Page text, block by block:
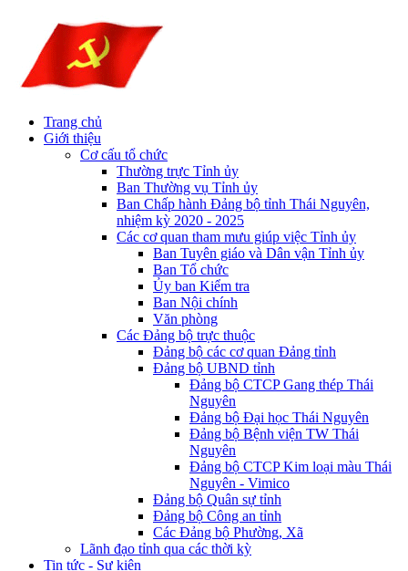
Trang chủ
Giới thiệu
Cơ cấu tổ chức
Thường trực Tỉnh ủy
Ban Thường vụ Tỉnh ủy
Ban Chấp hành Đảng bộ tỉnh Thái Nguyên,
nhiệm kỳ 2020 - 2025
Các cơ quan tham mưu giúp việc Tỉnh ủy
Ban Tuyên giáo và Dân vận Tỉnh ủy
Ban Tổ chức
Ủy ban Kiểm tra
Ban Nội chính
Văn phòng
Các Đảng bộ trực thuộc
Đảng bộ các cơ quan Đảng tỉnh
Đảng bộ UBND tỉnh
Đảng bộ CTCP Gang thép Thái
Nguyên
Đảng bộ Đại học Thái Nguyên
Đảng bộ Bệnh viện TW Thái
Nguyên
Đảng bộ CTCP Kim loại màu Thái
Nguyên - Vimico
Đảng bộ Quân sự tỉnh
Đảng bộ Công an tỉnh
Các Đảng bộ Phường, Xã
Lãnh đạo tỉnh qua các thời kỳ
Tin tức - Sự kiện